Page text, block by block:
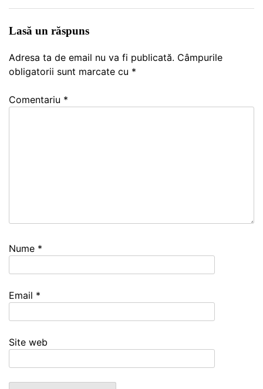
Lasă un răspuns
Adresa ta de email nu va fi publicată. Câmpurile
obligatorii sunt marcate cu *
Comentariu *
Nume *
Email *
Site web